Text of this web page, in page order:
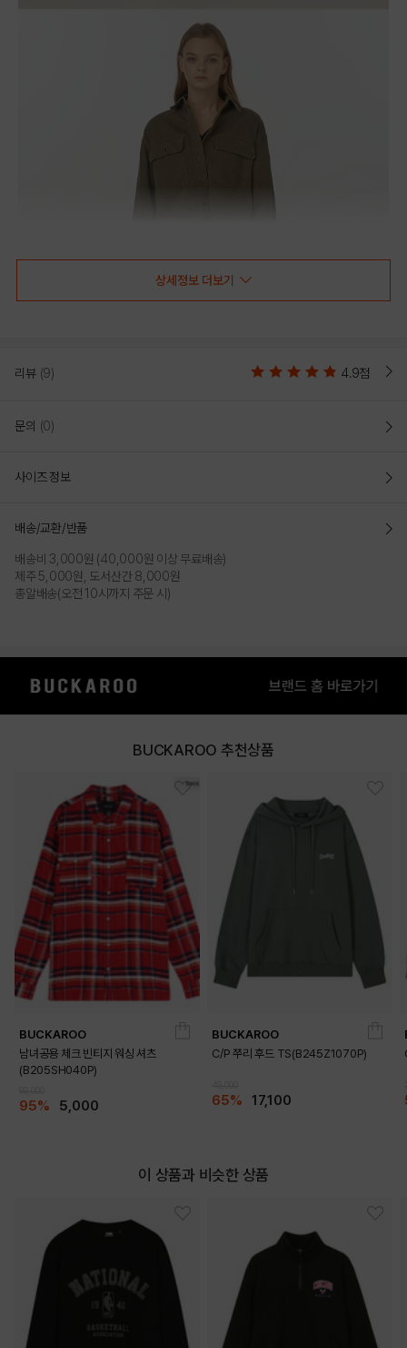
상세정보 더보기
리뷰 (9) 4.9점
문의 (0)
사이즈 정보
배송/교환/반품
배송비 3,000원 (40,000원 이상 무료배송)
제주 5,000원, 도서산간 8,000원
총알배송(오전 10시까지 주문 시)
BUCKAROO 추천상품
BUCKAROO
남녀공용 체크 빈티지 워싱 셔츠
(B205SH040P)
95% 5,000
BUCKAROO
C/P 쭈리 후드 TS(B245Z1070P)
65% 17,100
이 상품과 비슷한 상품